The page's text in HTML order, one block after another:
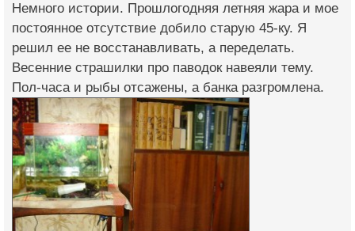
Немного истории. Прошлогодняя летняя жара и мое
постоянное отсутствие добило старую 45-ку. Я
решил ее не восстанавливать, а переделать.
Весенние страшилки про паводок навеяли тему.
Пол-часа и рыбы отсажены, а банка разгромлена.